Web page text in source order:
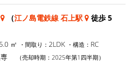
（江ノ島電鉄線 石上駅
徒歩 5
㎡ ・間取り： 2LDK ・構造： RC
専 （売却時期：2025年第1四半期）